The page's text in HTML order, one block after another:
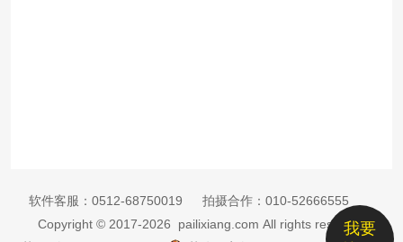
我要
软件客服： 0512-68750019 拍摄合作： 010-52666555
Copyright © 2017-2026 pailixiang.com All rights reserved